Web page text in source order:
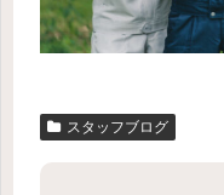
スタッフブログ